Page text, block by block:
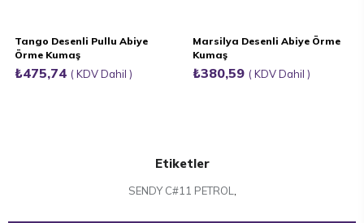
Tango Desenli Pullu Abiye
Örme Kumaş
₺475,74 KDV Dahil
Marsilya Desenli Abiye Örme
Kumaş
₺380,59 KDV Dahil
Etiketler
SENDY C#11 PETROL